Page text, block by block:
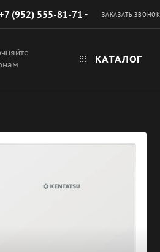
(952) 555-81-71 ЗАКАЗАТЬ ЗВОНОК
КАТАЛОГ